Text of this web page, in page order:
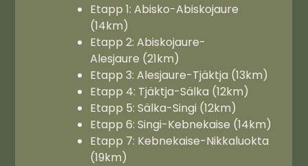
Etapp 1: Abisko-Abiskojaure
(14km)
Etapp 2: Abiskojaure-
Alesjaure (21km)
Etapp 3: Alesjaure-Tjäktja (13km)
Etapp 4: Tjäktja-Sälka (12km)
Etapp 5: Sälka-Singi (12km)
Etapp 6: Singi-Kebnekaise (14km)
Etapp 7: Kebnekaise-Nikkaluokta
(19km)